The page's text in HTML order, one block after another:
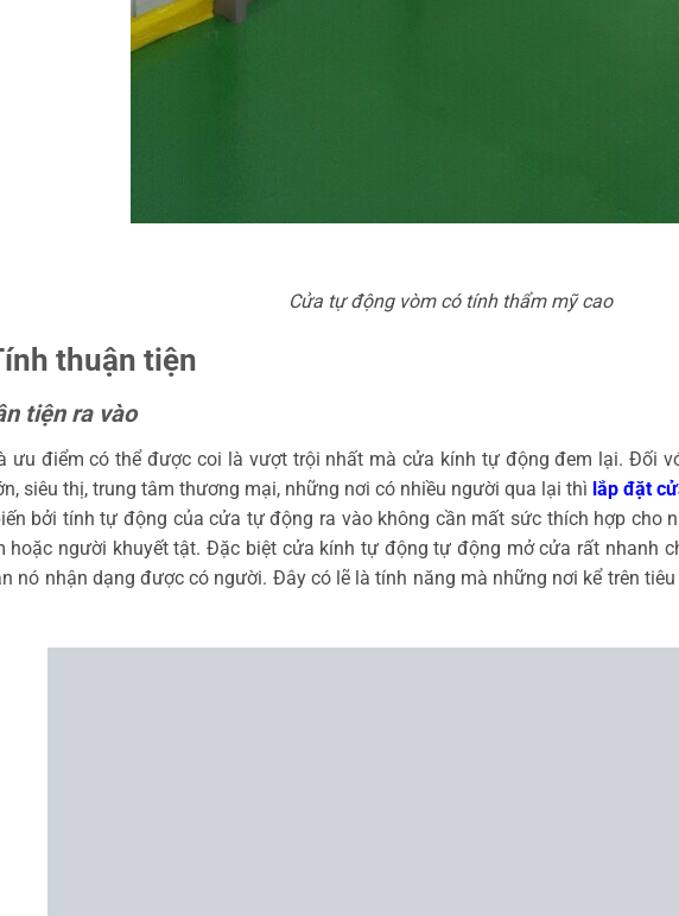
Cửa tự động vòm có tính thẩm mỹ cao
thuận tiện
tiện ra vào
ưu điểm có thể được coi là vượt trội nhất mà cửa kính tự động đem lại. Đối
siêu thị, trung tâm thương mại, những nơi có nhiều người qua lại thì lắp đặt
bởi tính tự động của cửa tự động ra vào không cần mất sức thích hợp cho
hoặc người khuyết tật. Đặc biệt cửa kính tự động tự động mở cửa rất nhanh
nó nhận dạng được có người. Đây có lẽ là tính năng mà những nơi kể trên